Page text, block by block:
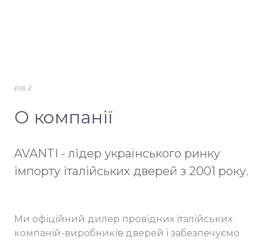
// 03. //
О компанії
AVANTI - лідер українського ринку
імпорту італійських дверей з 2001 року.
Ми офіційний дилер провідних італійських
компаній-виробників дверей і забезпечуємо